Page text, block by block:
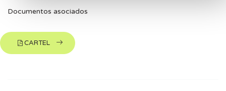
Documentos asociados
CARTEL